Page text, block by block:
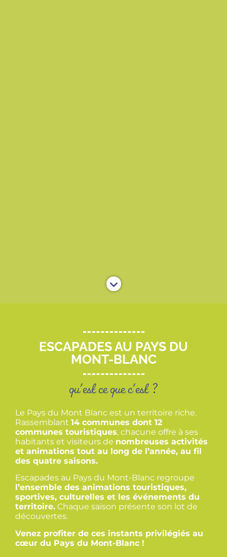
ESCAPADES AU PAYS DU
MONT-BLANC
qu'est ce que c'est ?
Le Pays du Mont Blanc est un territoire riche.
Rassemblant 14 communes dont 12
communes touristiques, chacune offre à ses
habitants et visiteurs de nombreuses activités
et animations tout au long de l’année, au fil
des quatre saisons.
Escapades au Pays du Mont-Blanc regroupe
l’ensemble des animations touristiques,
sportives, culturelles et les événements du
territoire. Chaque saison présente son lot de
découvertes.
Venez profiter de ces instants privilégiés au
cœur du Pays du Mont-Blanc !